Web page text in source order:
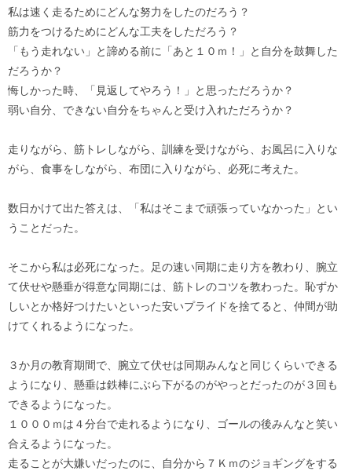
私は速く走るためにどんな努力をしたのだろう？
筋力をつけるためにどんな工夫をしただろう？
「もう走れない」と諦める前に「あと１０ｍ！」と自分を鼓舞した
だろうか？
悔しかった時、「見返してやろう！」と思っただろうか？
弱い自分、できない自分をちゃんと受け入れただろうか？
走りながら、筋トレしながら、訓練を受けながら、お風呂に入りな
がら、食事をしながら、布団に入りながら、必死に考えた。
数日かけて出た答えは、「私はそこまで頑張っていなかった」とい
うことだった。
そこから私は必死になった。足の速い同期に走り方を教わり、腕立
て伏せや懸垂が得意な同期には、筋トレのコツを教わった。恥ずか
しいとか格好つけたいといった安いプライドを捨てると、仲間が助
けてくれるようになった。
３か月の教育期間で、腕立て伏せは同期みんなと同じくらいできる
ようになり、懸垂は鉄棒にぶら下がるのがやっとだったのが３回も
できるようになった。
１０００ｍは４分台で走れるようになり、ゴールの後みんなと笑い
合えるようになった。
走ることが大嫌いだったのに、自分から７Ｋｍのジョギングをする